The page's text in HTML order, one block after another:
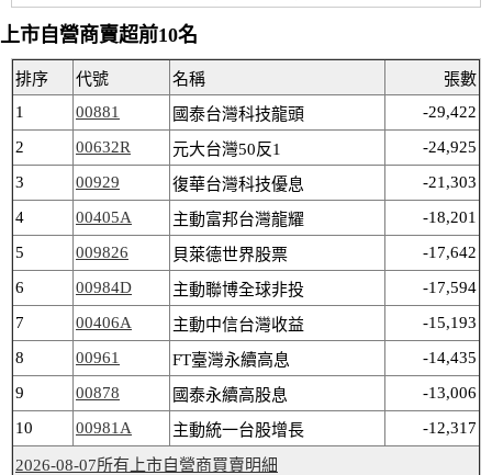
上市自營商賣超前10名
排序 代號 名稱
張數
1
00881 國泰台灣科技龍頭
-29,422
2
00632R 元大台灣50反1
-24,925
3
00929 復華台灣科技優息
-21,303
4
00405A 主動富邦台灣龍耀
-18,201
5
009826 貝萊德世界股票
-17,642
6
00984D 主動聯博全球非投
-17,594
7
00406A 主動中信台灣收益
-15,193
8
00961 FT臺灣永續高息
-14,435
9
00878 國泰永續高股息
-13,006
10
00981A 主動統一台股增長 -12,317
2026-08-07所有上市自營商買賣明細